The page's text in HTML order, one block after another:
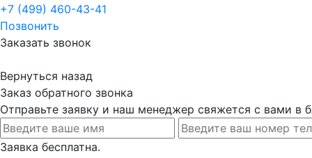
+7 (499) 460-43-41
Позвонить
Заказать звонок
Вернуться назад
Заказ обратного звонка
Отправьте заявку и наш менеджер свяжется с вами в
Заявка бесплатна.